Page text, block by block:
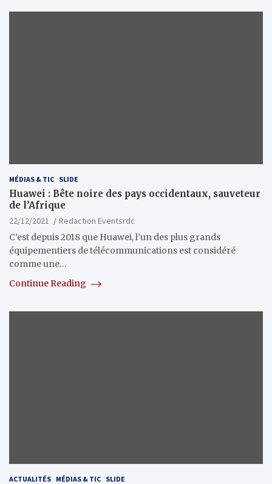
MÉDIAS & TIC SLIDE
Huawei : Bête noire des pays occidentaux, sauveteur
de l’Afrique
22/12/2021
Redaction Eventsrdc
C’est depuis 2018 que Huawei, l’un des plus grands
équipementiers de télécommunications est considéré
comme une…
Continue Reading
ACTUALITÉS MÉDIAS & TIC SLIDE